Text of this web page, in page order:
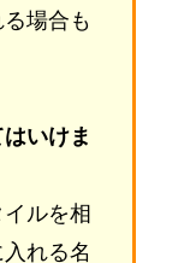
場合も
いけま
ルを相
れる名